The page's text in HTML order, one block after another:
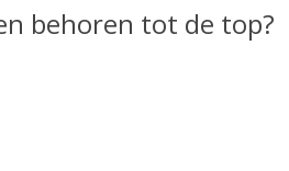
behoren tot de top?